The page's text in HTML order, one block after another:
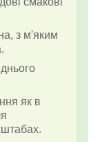
з м'яким
як в